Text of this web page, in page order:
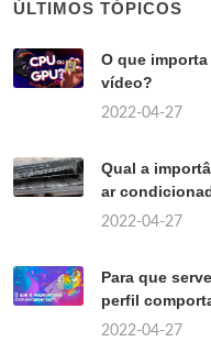
ÚLTIMOS TÓPICOS
O que
vídeo?
2022-04-27
Qual a
ar
2022-04-27
Para que
perfil
2022-04-27